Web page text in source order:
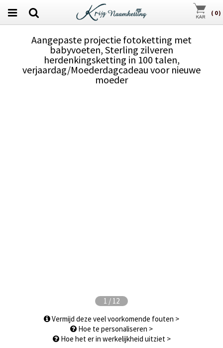
( 0)
Aangepaste projectie fotoketting met
babyvoeten, Sterling zilveren
herdenkingsketting in 100 talen,
verjaardag/Moederdagcadeau voor nieuwe
moeder
1 / 12
Vermijd deze veel voorkomende fouten >
Hoe te personaliseren >
Hoe het er in werkelijkheid uitziet >